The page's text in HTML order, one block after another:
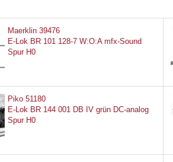
Maerklin 39476
E-Lok BR 101 128-7 W:O:A mfx-Sound
Spur H0
Piko 51180
E-Lok BR 144 001 DB IV grün DC-analog
Spur H0